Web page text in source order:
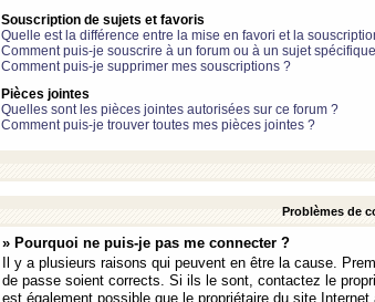
Souscription de sujets et favoris
Quelle est la différence entre la mise en favori et la
Comment puis-je souscrire à un forum ou à un sujet
Comment puis-je supprimer mes souscriptions ?
Pièces jointes
Quelles sont les pièces jointes autorisées sur ce forum ?
Comment puis-je trouver toutes mes pièces jointes ?
Problèmes de
» Pourquoi ne puis-je pas me connecter ?
Il y a plusieurs raisons qui peuvent en être la cause.
de passe soient corrects. Si ils le sont, contactez le
est également possible que le propriétaire du site